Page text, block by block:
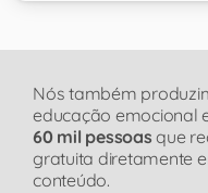
Nós também
educação emocional
60 mil pessoas que
gratuita diretamente
conteúdo.